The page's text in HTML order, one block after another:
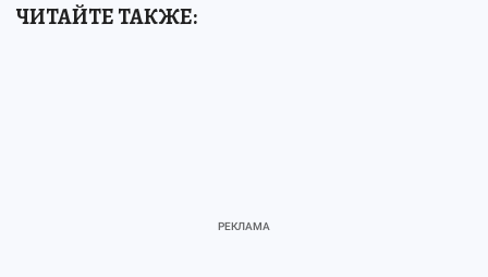
ЧИТАЙТЕ ТАКЖЕ: